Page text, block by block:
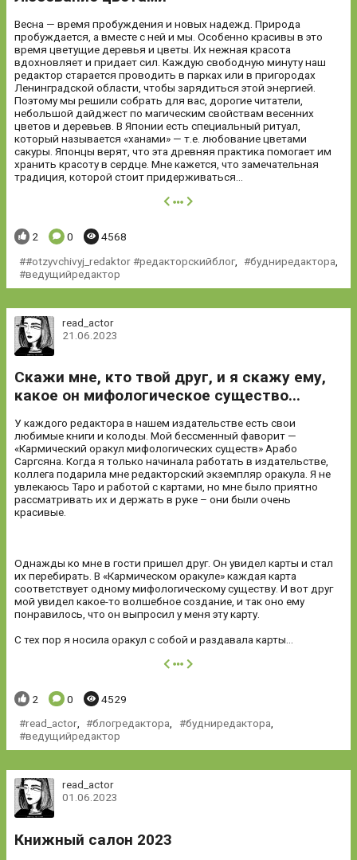
Весна — время пробуждения и новых надежд. Природа
пробуждается, а вместе с ней и мы. Особенно красивы в это
время цветущие деревья и цветы. Их нежная красота
вдохновляет и придает сил. Каждую свободную минуту наш
редактор старается проводить в парках или в пригородах
Ленинградской области, чтобы зарядиться этой энергией.
Поэтому мы решили собрать для вас, дорогие читатели,
небольшой дайджест по магическим свойствам весенних
цветов и деревьев. В Японии есть специальный ритуал,
который называется «ханами» — т.е. любование цветами
сакуры. Японцы верят, что эта древняя практика помогает им
хранить красоту в сердце. Мне кажется, что замечательная
традиция, которой стоит придерживаться...
далее
Понравилось:
2 Комментариев:
0 Просмотров:
4568
#otzyvchivyj_redaktor #редакторскийблог, будниредактора
ведущийредактор
read_actor
21.06.2023
Скажи мне, кто твой друг, и я скажу ему,
какое он мифологическое существо...
У каждого редактора в нашем издательстве есть свои
любимые книги и колоды. Мой бессменный фаворит —
«Кармический оракул мифологических существ» Арабо
Саргсяна. Когда я только начинала работать в издательстве,
коллега подарила мне редакторский экземпляр оракула. Я не
увлекаюсь Таро и работой с картами, но мне было приятно
рассматривать их и держать в руке – они были очень
красивые.
Однажды ко мне в гости пришел друг. Он увидел карты и стал
их перебирать. В «Кармическом оракуле» каждая карта
соответствует одному мифологическому существу. И вот друг
мой увидел какое-то волшебное создание, и так оно ему
понравилось, что он выпросил у меня эту карту.
С тех пор я носила оракул с собой и раздавала карты...
далее
Понравилось:
2 Комментариев:
0 Просмотров:
4529
read_actor, блогредактора, будниредактора,
ведущийредактор
read_actor
01.06.2023
Книжный салон 2023